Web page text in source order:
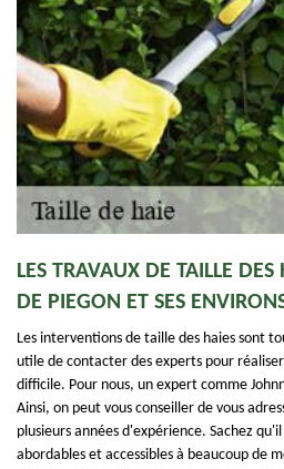
LES TRAVAUX DE TAILLE
DE PIEGON ET SES
Les interventions de taille des haies sont
utile de contacter des experts pour
difficile. Pour nous, un expert comme
Ainsi, on peut vous conseiller de vous
plusieurs années d'expérience. Sachez
abordables et accessibles à beaucoup de